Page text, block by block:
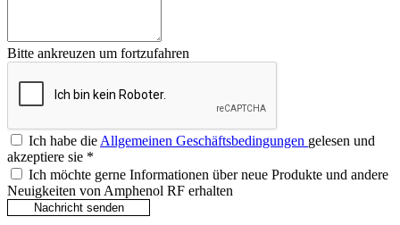
Bitte ankreuzen um fortzufahren
Ich habe die Allgemeinen Geschäftsbedingungen gelesen und
akzeptiere sie *
Ich möchte gerne Informationen über neue Produkte und andere
Neuigkeiten von Amphenol RF erhalten